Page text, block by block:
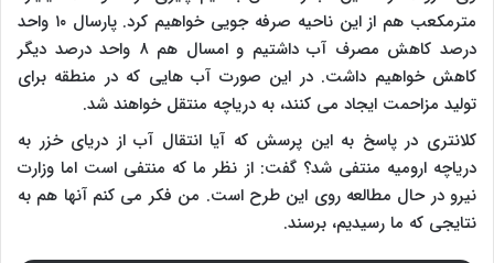
مترمکعب هم از این ناحیه صرفه جویی خواهیم کرد. پارسال ۱۰ واحد
درصد کاهش مصرف آب داشتیم و امسال هم ۸ واحد درصد دیگر
کاهش خواهیم داشت. در این صورت آب هایی که در منطقه برای
تولید مزاحمت ایجاد می کنند، به دریاچه منتقل خواهند شد.
کلانتری در پاسخ به این پرسش که آیا انتقال آب از دریای خزر به
دریاچه ارومیه منتفی شد؟ گفت: از نظر ما که منتفی است اما وزارت
نیرو در حال مطالعه روی این طرح است. من فکر می کنم آنها هم به
نتایجی که ما رسیدیم، برسند.